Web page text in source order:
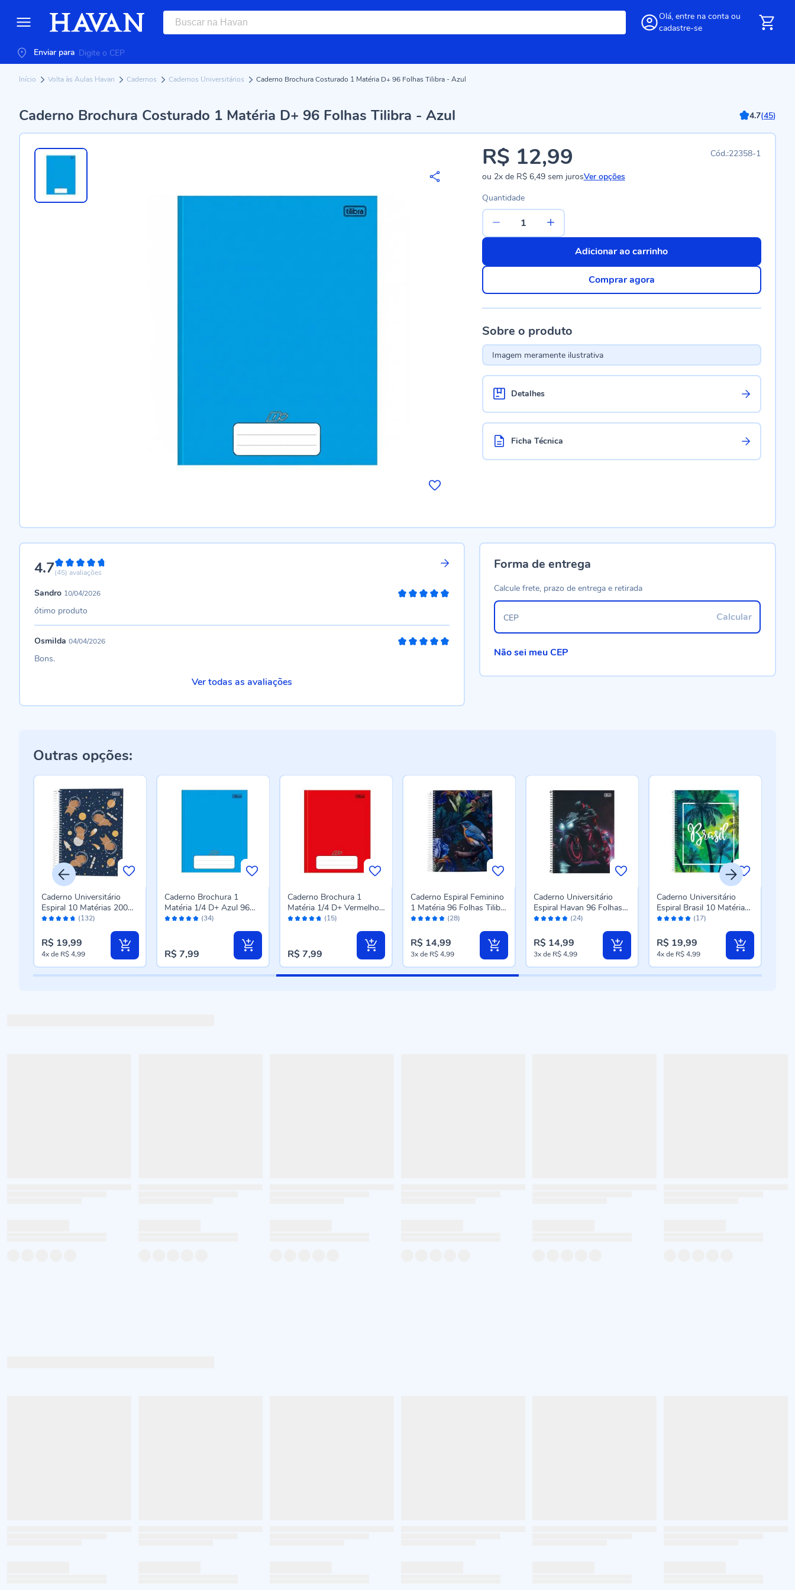
Olá, entre na conta ou
cadastre-se
Enviar para
Início Volta às Aulas Havan Cadernos Cadernos Universitários Caderno Brochura Costurado 1 Matéria D+ 96 Folhas Tilibra - Azul
Caderno Brochura Costurado 1 Matéria D+ 96 Folhas Tilibra - Azul 4.7(45)
22358-1
R$ 12,99
ou 2xde R$ 6,49sem jurosVer opções
Quantidade
Adicionar ao carrinho
Comprar agora
Sobre o produto
Imagem meramente ilustrativa
Detalhes
Ficha Técnica
4.794%
(45) avaliações
Sandro 10/04/2026
ótimo produto
Osmilda 04/04/2026
Bons.
Ver todas as avaliações
Forma de entrega
Calcule frete, prazo de entrega e retirada
Calcular
CEP
Não sei meu CEP
Outras opções:
Avaliação: (132)
Caderno Universitário
Espiral 10 Matérias 200
Folhas Tilibra - Sortido
R$ 19,99
4xde R$ 4,99
Avaliação: (34)
Caderno Brochura 1
Matéria 1/4 D+ Azul 96
Folhas Tilibra - 116700
R$ 7,99
Avaliação: (15)
Caderno Brochura 1
Matéria 1/4 D+ Vermelho
96 Folhas Tilibra - 116734
R$ 7,99
Avaliação: (28)
Caderno Espiral Feminino
1 Matéria 96 Folhas Tilibra
- Sortido
R$ 14,99
3xde R$ 4,99
Avaliação: (24)
Caderno Universitário
Espiral Havan 96 Folhas
Tilibra - Produto sortido
R$ 14,99
3xde R$ 4,99
Avaliação: (17)
Caderno Universitário
Espiral Brasil 10 Matérias
200 Folhas Tilibra -
R$ 19,99
4xde R$ 4,99